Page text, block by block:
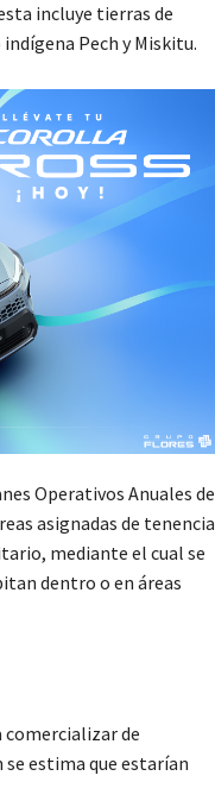
incluye tierras de
Pech y Miskitu.
Operativos Anuales de
asignadas de tenencia
mediante el cual se
dentro o en áreas
de
estima que estarían